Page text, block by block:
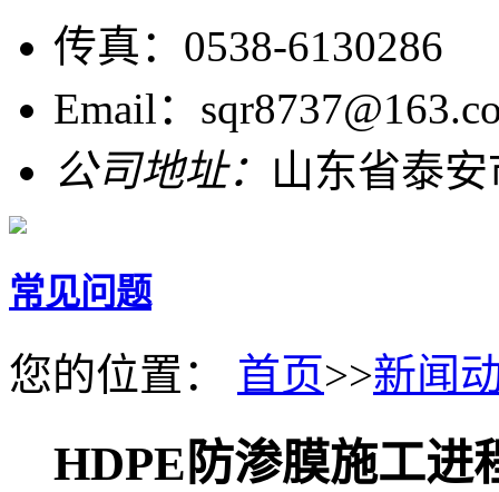
传真：0538-6130286
Email：
公司地址： 山东省泰
常见问题
您的位置： 首页>>新闻
HDPE防渗膜施工进